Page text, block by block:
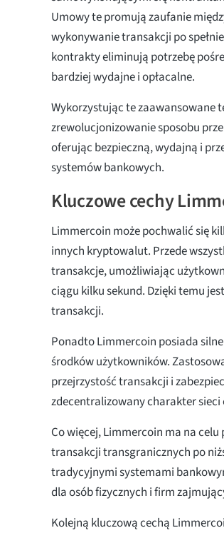
Umowy te promują zaufanie
wykonywanie transakcji po
kontrakty eliminują potrzebę
bardziej wydajne i opłacalne.
Wykorzystując te zaawansowane
zrewolucjonizowanie sposobu
oferując bezpieczną, wydajną i
systemów bankowych.
Kluczowe cechy
Limmercoin może pochwalić się
innych kryptowalut. Przede
transakcje, umożliwiając
ciągu kilku sekund. Dzięki temu
transakcji.
Ponadto Limmercoin posiada
środków użytkowników.
przejrzystość transakcji i
zdecentralizowany charakter
Co więcej, Limmercoin ma na
transakcji transgranicznych po
tradycyjnymi systemami
dla osób fizycznych i firm
Kolejną kluczową cechą